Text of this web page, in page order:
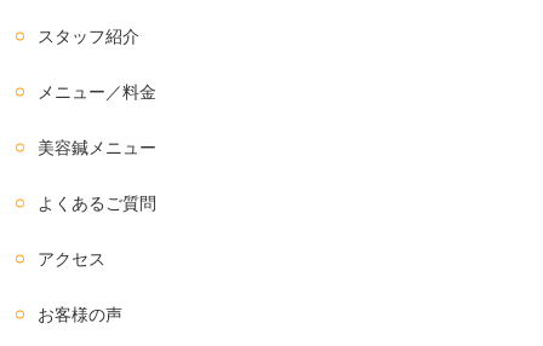
スタッフ紹介
メニュー／料金
美容鍼メニュー
よくあるご質問
アクセス
お客様の声